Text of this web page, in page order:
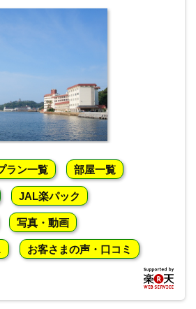
ラン一覧 部屋一覧
JAL楽パック
写真・動画
お客さまの声・口コミ